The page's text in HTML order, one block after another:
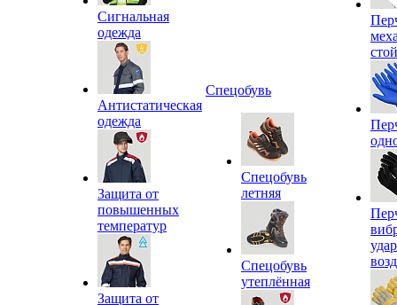
Сигнальная
одежда
Антистатическая
одежда
Защита от
повышенных
температур
Защита от
Спецобувь
Спецобувь
летняя
Спецобувь
утеплённая